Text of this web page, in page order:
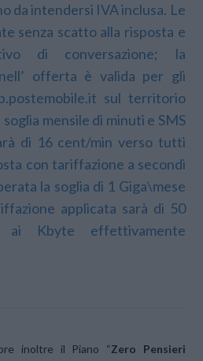
da intendersi IVA inclusa. Le
senza scatto alla risposta e
di conversazione; la
offerta è valida per gli
sul territorio
mensile di minuti e SMS
di 16 cent/min verso tutti
con tariffazione a secondi
la soglia di 1 Giga\mese
applicata sarà di 50
Kbyte effettivamente
inoltre il Piano “Zero Pensieri